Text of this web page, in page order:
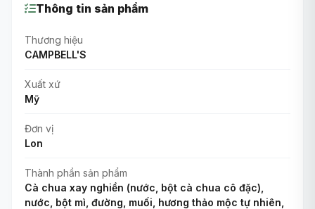
Thông tin sản phẩm
Thương hiệu
CAMPBELL'S
Xuất xứ
Mỹ
Đơn vị
Lon
Thành phần sản phẩm
Cà chua xay nghiền (nước, bột cà chua cô đặc),
nước, bột mì, đường, muối, hương thảo mộc tự nhiên,